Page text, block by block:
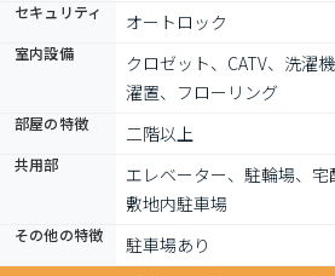
セキュリティ オートロック
室内設備
クロゼット、CATV、洗濯
濯置、フローリング
部屋の特徴 二階以上
共用部
エレベーター、駐輪場、宅
敷地内駐車場
その他の特徴
駐車場あり